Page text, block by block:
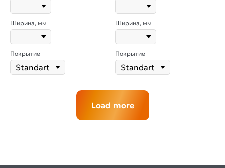
Ширина, мм
Покрытие
Ширина, мм
Покрытие
Load more